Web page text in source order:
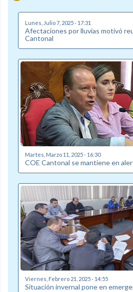
Lunes, Julio 7, 2025 - 17:31
Afectaciones por lluvias motivó
Cantonal
Martes, Marzo 11, 2025 - 16:30
COE Cantonal se mantiene en
Viernes, Febrero 21, 2025 - 14:55
Situación invernal pone en